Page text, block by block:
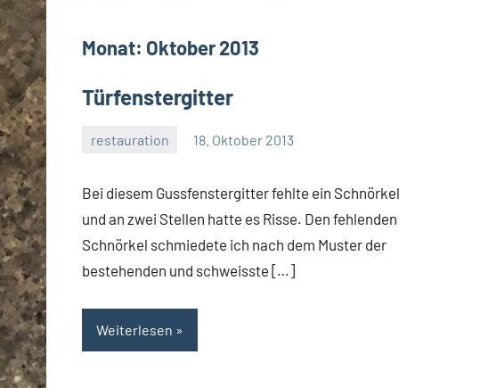
Monat: Oktober 2013
Türfenstergitter
restauration 18. Oktober 2013
Bei diesem Gussfenstergitter fehlte ein Schnörkel
und an zwei Stellen hatte es Risse. Den fehlenden
Schnörkel schmiedete ich nach dem Muster der
bestehenden und schweisste […]
Weiterlesen